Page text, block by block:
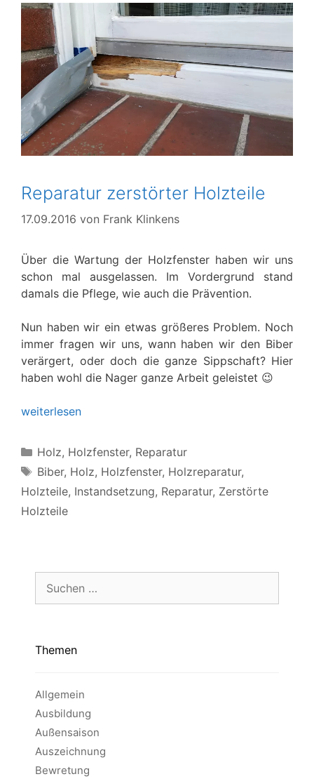
Reparatur zerstörter Holzteile
17.09.2016 von Frank Klinkens
Über die Wartung der Holzfenster haben wir uns
schon mal ausgelassen. Im Vordergrund stand
damals die Pflege, wie auch die Prävention.
Nun haben wir ein etwas größeres Problem. Noch
immer fragen wir uns, wann haben wir den Biber
verärgert, oder doch die ganze Sippschaft? Hier
haben wohl die Nager ganze Arbeit geleistet 😉
weiterlesen
Kategorien
Holz, Holzfenster, Reparatur
Schlagwörter
Biber, Holz, Holzfenster, Holzreparatur,
Holzteile, Instandsetzung, Reparatur, Zerstörte
Holzteile
nach:
Themen
Allgemein
Ausbildung
Außensaison
Auszeichnung
Bewretung